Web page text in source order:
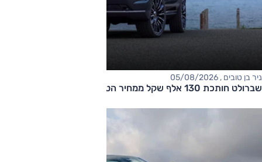
ניר בן טובים , 05/08/2026
שברולט חותכת 130 אלף שקל ממחיר הטאהו